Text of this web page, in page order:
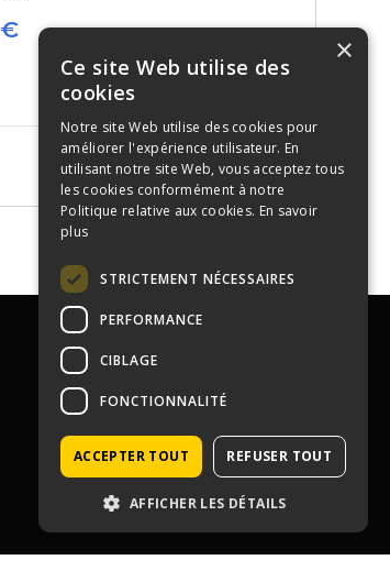
€
90 m²
Contactez-nous
04 72 43 99 09
Contact
134 cours Lafayette 69003
Lyon
×
Ce site Web utilise des
cookies
Notre site Web utilise des cookies pour
améliorer l'expérience utilisateur. En
utilisant notre site Web, vous acceptez tous
les cookies conformément à notre
Politique relative aux cookies. En savoir
plus
STRICTEMENT NÉCESSAIRES
PERFORMANCE
CIBLAGE
FONCTIONNALITÉ
ACCEPTER TOUT REFUSER TOUT
AFFICHER LES DÉTAILS